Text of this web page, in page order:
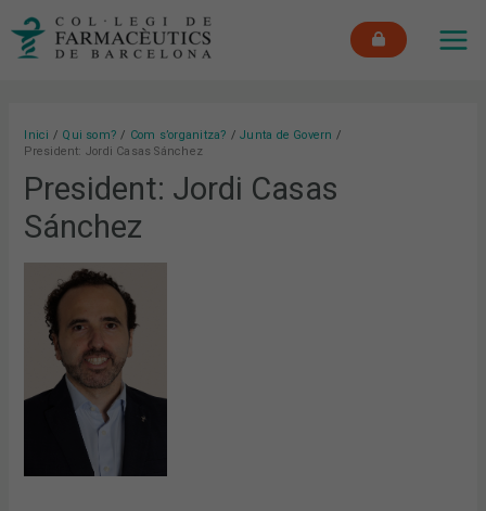
Inici Qui som? Com s’organitza?
Junta de Govern
President: Jordi Casas Sánchez
President: Jordi Casas
Sánchez